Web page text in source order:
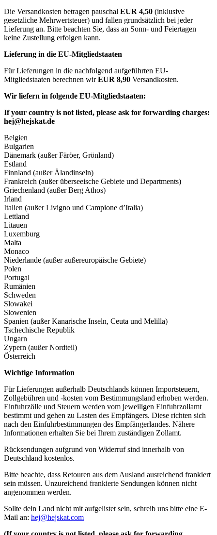
Die Versandkosten betragen pauschal EUR 4,50 (inklusive
gesetzliche Mehrwertsteuer) und fallen grundsätzlich bei jeder
Lieferung an. Bitte beachten Sie, dass an Sonn- und Feiertagen
keine Zustellung erfolgen kann.
Lieferung in die EU-Mitgliedstaaten
Für Lieferungen in die nachfolgend aufgeführten EU-
Mitgliedstaaten berechnen wirEUR 8,90 Versandkosten.
Wir liefern in folgende EU-Mitgliedstaaten:
If your country is not listed, please ask for forwarding charges:
hej@hejskat.de
Belgien
Bulgarien
Dänemark (außer Färöer, Grönland)
Estland
Finnland (außer Älandinseln)
Frankreich (außer überseeische Gebiete und Departments)
Griechenland (außer Berg Athos)
Irland
Italien (außer Livigno und Campione d’Italia)
Lettland
Litauen
Luxemburg
Malta
Monaco
Niederlande (außer außereuropäische Gebiete)
Polen
Portugal
Rumänien
Schweden
Slowakei
Slowenien
Spanien (außer Kanarische Inseln, Ceuta und Melilla)
Tschechische Republik
Ungarn
Zypern (außer Nordteil)
Österreich
Wichtige Information
Für Lieferungen außerhalb Deutschlands können Importsteuern,
Zollgebühren und -kosten vom Bestimmungsland erhoben werden.
Einfuhrzölle und Steuern werden vom jeweiligen Einfuhrzollamt
bestimmt und gehen zu Lasten des Empfängers. Diese richten sich
nach den Einfuhrbestimmungen des Empfängerlandes. Nähere
Informationen erhalten Sie bei Ihrem zuständigen Zollamt.
Rücksendungen aufgrund von Widerruf sind innerhalb von
Deutschland kostenlos.
Bitte beachte, dass Retouren aus dem Ausland ausreichend frankiert
sein müssen. Unzureichend frankierte Sendungen können nicht
angenommen werden.
Sollte dein Land nicht mit aufgelistet sein, schreib uns bitte eine E-
Mail an: hej@hejskat.com